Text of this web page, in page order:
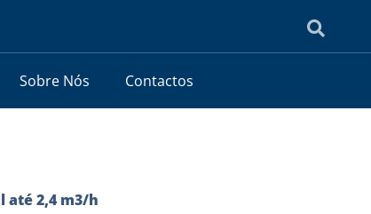
Sobre Nós Contactos
até 2,4 m3/h